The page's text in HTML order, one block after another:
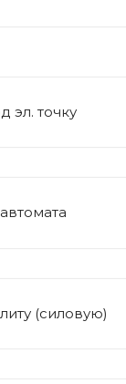
эл. точку
(силовую)